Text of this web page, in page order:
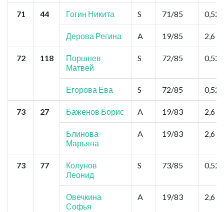
71 44 Гогин Никита S 71/85 0,52
Дерова Регина A 19/85 2,6
72 118
Поршнев
Матвей
S 72/85 0,52
Егорова Ева S 72/85 0,52
73 27 Баженов Борис A 19/83 2,6
Блинова
Марьяна
A 19/83 2,6
73 77
Колунов
Леонид
S 73/85 0,52
Овечкина
Софья
A 19/83 2,6